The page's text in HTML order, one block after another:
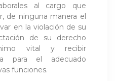
al cargo que
de ninguna manera el
en la violación de su
de su derecho
vital y recibir
para el adecuado
funciones.